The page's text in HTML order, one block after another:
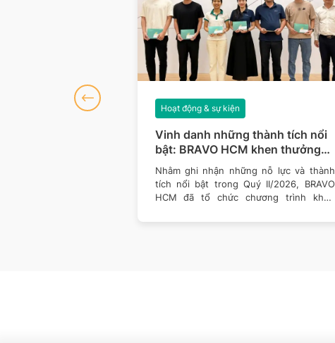
Vinh danh những thành tích nổi
bật: BRAVO HCM khen thưởng
Quý II/2026
Hoạt động & sự kiện
Nhằm ghi nhận những nỗ lực và thành
tích nổi bật trong Quý II/2026, BRAVO
HCM đã tổ chức chương trình khen